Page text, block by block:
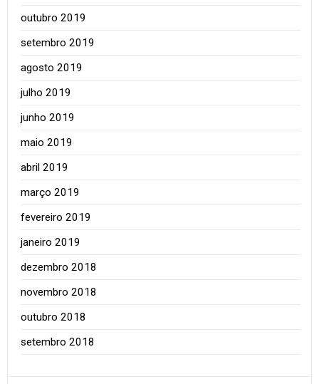
outubro 2019
setembro 2019
agosto 2019
julho 2019
junho 2019
maio 2019
abril 2019
março 2019
fevereiro 2019
janeiro 2019
dezembro 2018
novembro 2018
outubro 2018
setembro 2018